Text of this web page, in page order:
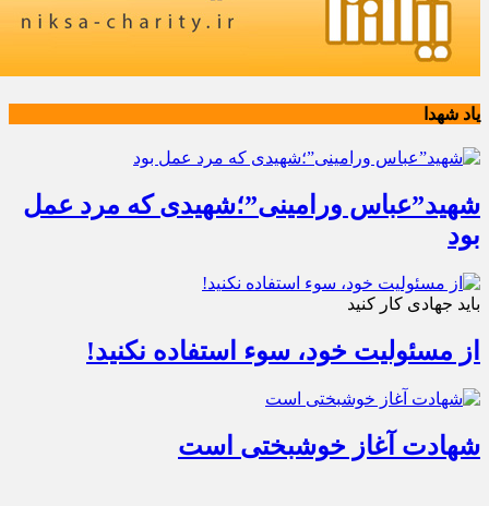
یاد شهدا
شهید”عباس ورامینی”؛شهیدی که مرد عمل
بود
باید جهادی کار کنید
از مسئولیت خود، سوء استفاده نکنید!
شهادت آغاز خوشبختی است